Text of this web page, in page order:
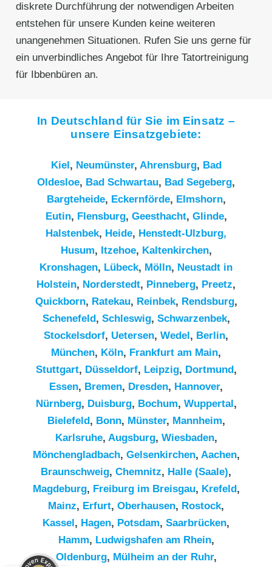
diskrete Durchführung der notwendigen Arbeiten
entstehen für unsere Kunden keine weiteren
unangenehmen Situationen. Rufen Sie uns gerne für
ein unverbindliches Angebot für Ihre Tatortreinigung
für Ibbenbüren an.
In Deutschland für Sie im Einsatz –
unsere Einsatzgebiete:
Kiel, Neumünster, Ahrensburg, Bad
Oldesloe, Bad Schwartau, Bad Segeberg,
Bargteheide, Eckernförde, Elmshorn,
Eutin, Flensburg, Geesthacht, Glinde,
Halstenbek, Heide, Henstedt-Ulzburg,
Husum, Itzehoe, Kaltenkirchen,
Kronshagen, Lübeck, Mölln, Neustadt in
Holstein, Norderstedt, Pinneberg, Preetz,
Quickborn, Ratekau, Reinbek, Rendsburg,
Schenefeld, Schleswig, Schwarzenbek,
Stockelsdorf, Uetersen, Wedel, Berlin,
München, Köln, Frankfurt am Main,
Stuttgart, Düsseldorf, Leipzig, Dortmund,
Essen, Bremen, Dresden, Hannover,
Nürnberg, Duisburg, Bochum, Wuppertal,
Bielefeld, Bonn, Münster, Mannheim,
Karlsruhe, Augsburg, Wiesbaden,
Mönchengladbach, Gelsenkirchen, Aachen,
Braunschweig, Chemnitz⁠, Halle (Saale),
Magdeburg, Freiburg im Breisgau, Krefeld,
Mainz, Erfurt, Oberhausen, Rostock,
Kassel, Hagen, Potsdam, Saarbrücken,
Hamm, Ludwigshafen am Rhein,
Oldenburg, Mülheim an der Ruhr,
Kundenbewertungen und Erfahrungen zu
RümpelButler